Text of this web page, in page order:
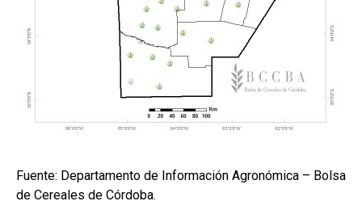
Fuente: Departamento de Información Agronómica – Bolsa
de Cereales de Córdoba.